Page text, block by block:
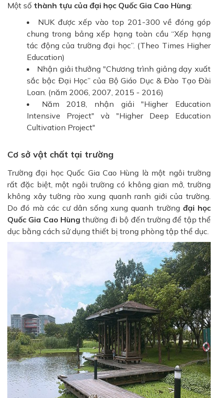
Một số thành tựu của đại học Quốc Gia Cao Hùng:
NUK được xếp vào top 201-300 về đóng góp
chung trong bảng xếp hạng toàn cầu “Xếp hạng
tác động của trường đại học”. (Theo Times Higher
Education)
Nhận giải thưởng "Chương trình giảng dạy xuất
sắc bậc Đại Học” của Bộ Giáo Dục & Đào Tạo Đài
Loan. (năm 2006, 2007, 2015 - 2016)
Năm 2018, nhận giải "Higher Education
Intensive Project" và "Higher Deep Education
Cultivation Project"
Cơ sở vật chất tại trường
Trường đại học Quốc Gia Cao Hùng là một ngôi trường
rất đặc biệt, một ngôi trường có không gian mở, trường
không xây tường rào xung quanh ranh giới của trường.
Do đó mà các cư dân sống xung quanh trường đại học
Quốc Gia Cao Hùng thường đi bộ đến trường để tập thể
dục bằng cách sử dụng thiết bị trong phòng tập thể dục.